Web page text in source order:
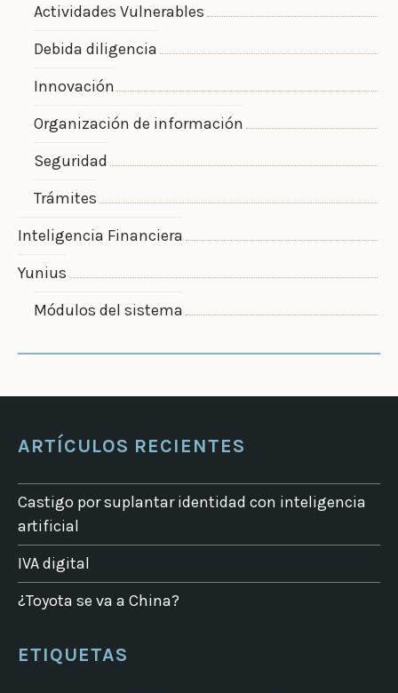
Actividades Vulnerables
Debida diligencia
Innovación
Organización de información
Seguridad
Trámites
Inteligencia Financiera
Yunius
Módulos del sistema
ARTÍCULOS RECIENTES
Castigo por suplantar identidad con inteligencia
artificial
IVA digital
¿Toyota se va a China?
ETIQUETAS